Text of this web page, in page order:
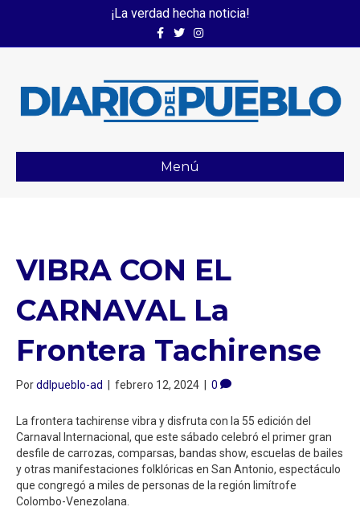
¡La verdad hecha noticia!
FacebookTwitterInstagram
Menú
VIBRA CON EL
CARNAVAL La
Frontera Tachirense
Porddlpueblo-ad | febrero 12, 2024 | 0
La frontera tachirense vibra y disfruta con la 55 edición del
Carnaval Internacional, que este sábado celebró el primer gran
desfile de carrozas, comparsas, bandas show, escuelas de bailes
y otras manifestaciones folklóricas en San Antonio, espectáculo
que congregó a miles de personas de la región limítrofe
Colombo-Venezolana.